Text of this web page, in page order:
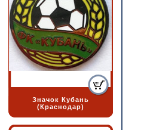
Значок Кубань
(Краснодар)